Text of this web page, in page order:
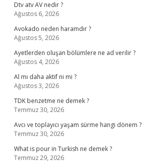
Dtv atv AV nedir ?
Ağustos 6, 2026
Avokado neden haramdır ?
Ağustos 5, 2026
Ayetlerden oluşan bölümlere ne ad verilir ?
Ağustos 4, 2026
Al mı daha aktif ni mi ?
Ağustos 3, 2026
TDK benzetme ne demek ?
Temmuz 30, 2026
Avcı ve toplayıcı yaşam sürme hangi dönem ?
Temmuz 30, 2026
What is pour in Turkish ne demek ?
Temmuz 29, 2026